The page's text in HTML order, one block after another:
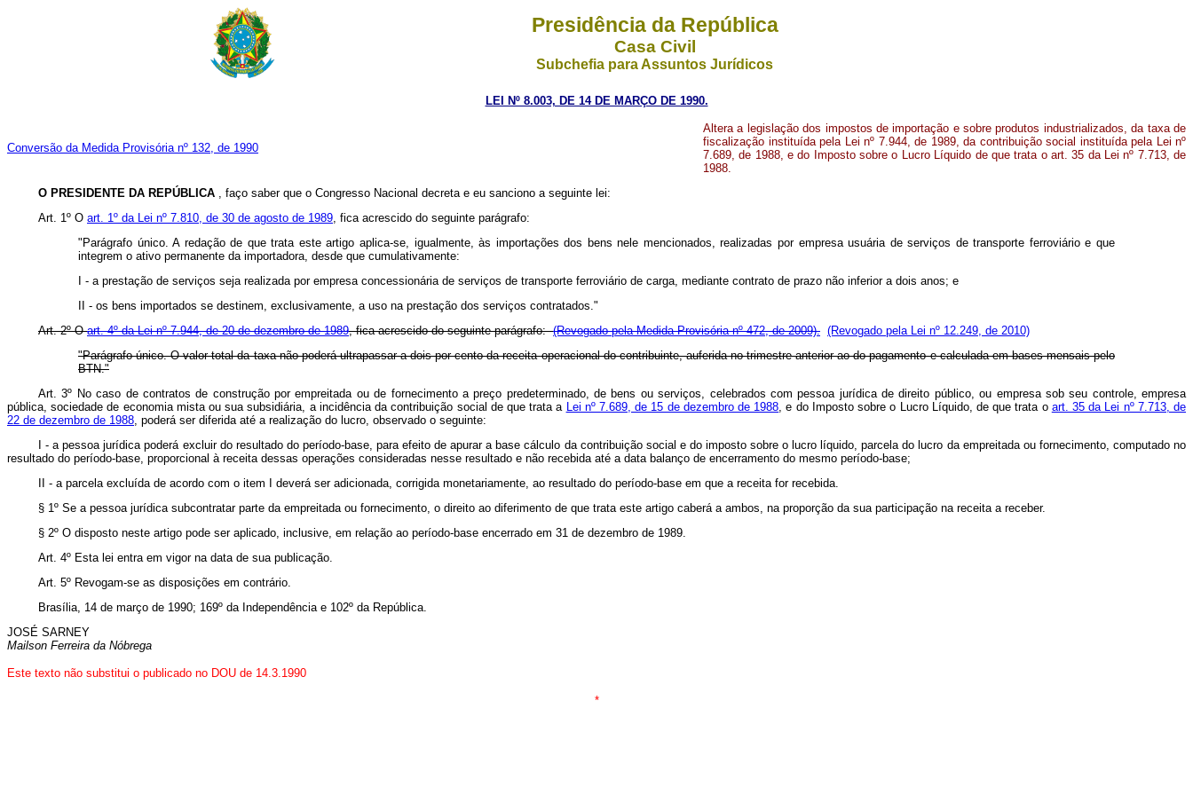
Presidência da República
Casa Civil
Subchefia para Assuntos Jurídicos
LEI Nº 8.003, DE 14 DE MARÇO DE 1990.
Conversão da Medida Provisória nº 132, de 1990
Altera a legislação dos impostos de importação e sobre produtos industrializados, da taxa de
fiscalização instituída pela Lei nº 7.944, de 1989, da contribuição social instituída pela Lei nº
7.689, de 1988, e do Imposto sobre o Lucro Líquido de que trata o art. 35 da Lei nº 7.713, de
1988.
O PRESIDENTE DA REPÚBLICA , faço saber que o Congresso Nacional decreta e eu sanciono a seguinte lei:
Art. 1º O art. 1º da Lei nº 7.810, de 30 de agosto de 1989, fica acrescido do seguinte parágrafo:
"Parágrafo único. A redação de que trata este artigo aplica-se, igualmente, às importações dos bens nele mencionados, realizadas por empresa usuária de serviços de transporte ferroviário e que
integrem o ativo permanente da importadora, desde que cumulativamente:
I - a prestação de serviços seja realizada por empresa concessionária de serviços de transporte ferroviário de carga, mediante contrato de prazo não inferior a dois anos; e
II - os bens importados se destinem, exclusivamente, a uso na prestação dos serviços contratados."
Art. 2º Oart. 4º da Lei nº 7.944, de 20 de dezembro de 1989, fica acrescido do seguinte parágrafo:(Revogado pela Medida Provisória nº 472, de 2009). (Revogado pela Lei nº 12.249, de 2010)
"Parágrafo único. O valor total da taxa não poderá ultrapassar a dois por cento da receita operacional do contribuinte, auferida no trimestre anterior ao do pagamento e calculada em bases mensais pelo
BTN."
Art. 3º No caso de contratos de construção por empreitada ou de fornecimento a preço predeterminado, de bens ou serviços, celebrados com pessoa jurídica de direito público, ou empresa sob seu controle, empresa
pública, sociedade de economia mista ou sua subsidiária, a incidência da contribuição social de que trata a Lei nº 7.689, de 15 de dezembro de 1988, e do Imposto sobre o Lucro Líquido, de que trata o art. 35 da Lei nº 7.713, de
22 de dezembro de 1988, poderá ser diferida até a realização do lucro, observado o seguinte:
I - a pessoa jurídica poderá excluir do resultado do período-base, para efeito de apurar a base cálculo da contribuição social e do imposto sobre o lucro líquido, parcela do lucro da empreitada ou fornecimento, computado no
resultado do período-base, proporcional à receita dessas operações consideradas nesse resultado e não recebida até a data balanço de encerramento do mesmo período-base;
II - a parcela excluída de acordo com o item I deverá ser adicionada, corrigida monetariamente, ao resultado do período-base em que a receita for recebida.
§ 1º Se a pessoa jurídica subcontratar parte da empreitada ou fornecimento, o direito ao diferimento de que trata este artigo caberá a ambos, na proporção da sua participação na receita a receber.
§ 2º O disposto neste artigo pode ser aplicado, inclusive, em relação ao período-base encerrado em 31 de dezembro de 1989.
Art. 4º Esta lei entra em vigor na data de sua publicação.
Art. 5º Revogam-se as disposições em contrário.
Brasília, 14 de março de 1990; 169º da Independência e 102º da República.
JOSÉ SARNEY
Mailson Ferreira da Nóbrega
Este texto não substitui o publicado no DOU de 14.3.1990
*